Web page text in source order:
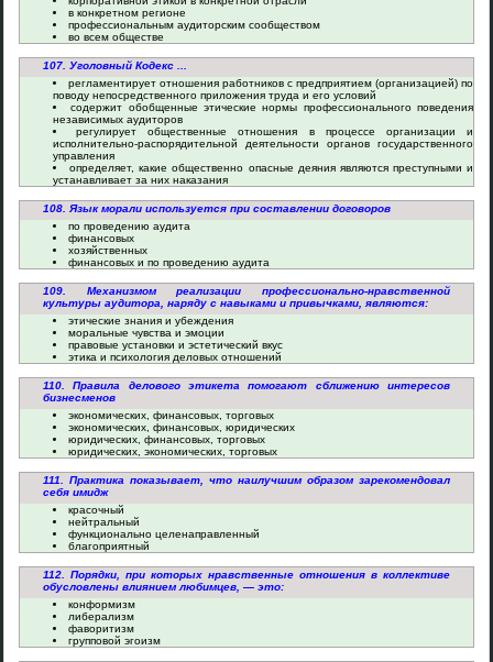
в конкретном регионе
профессиональным аудиторским сообществом
во всем обществе
107. Уголовный Кодекс ...
регламентирует отношения работников с предприятием (организацией) по
поводу непосредственного приложения труда и его условий
содержит обобщенные этические нормы профессионального поведения
независимых аудиторов
регулирует общественные отношения в процессе организации и
исполнительно-распорядительной деятельности органов государственного
управления
определяет, какие общественно опасные деяния являются преступными и
устанавливает за них наказания
108. Язык морали используется при составлении договоров
по проведению аудита
финансовых
хозяйственных
финансовых и по проведению аудита
109. Механизмом реализации профессионально-нравственной
культуры аудитора, наряду с навыками и привычками, являются:
этические знания и убеждения
моральные чувства и эмоции
правовые установки и эстетический вкус
этика и психология деловых отношений
110. Правила делового этикета помогают сближению интересов
бизнесменов
экономических, финансовых, торговых
экономических, финансовых, юридических
юридических, финансовых, торговых
юридических, экономических, торговых
111. Практика показывает, что наилучшим образом зарекомендовал
себя имидж
красочный
нейтральный
функционально целенаправленный
благоприятный
112. Порядки, при которых нравственные отношения в коллективе
обусловлены влиянием любимцев, — это:
конформизм
либерализм
фаворитизм
групповой эгоизм